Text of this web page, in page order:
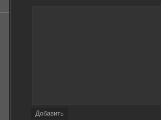
Добавить